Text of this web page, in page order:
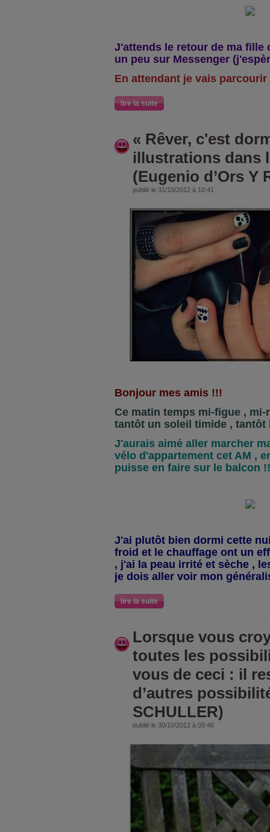
J'attends le retour de ma fille
un peu sur Messenger
En attendant je vais
lire la suite
« Rêver, c'est
illustrations dans
(Eugenio d’Ors Y
publié le 31/10/2012 à 10:41
Bonjour mes amis !!!
Ce matin temps mi-figue ,
tantôt un soleil timide , tantôt
J'aurais aimé aller marcher
vélo d'appartement cet AM ,
puisse en faire sur le balcon
J'ai plutôt bien dormi cette
froid et le chauffage ont un
, j'ai la peau irrité et sèche ,
je dois aller voir mon
lire la suite
Lorsque vous
toutes les
vous de ceci : il
d’autres
SCHULLER)
publié le 30/10/2012 à 09:46